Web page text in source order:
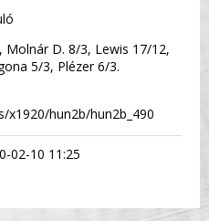
Molnár D. 8/3, Lewis 17/12,
5/3, Plézer 6/3.
hun2b/hun2b_490
02-10 11:25